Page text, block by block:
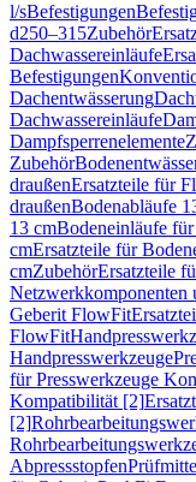
l/sBefestigungen
d250–315Zubehör
Dachwassereinläufe
Befestigungen
Dachentwässerung
Dachwassereinläufe
Dampfsperrenelemente
Zubehör
draußenErsatzteile für
draußenBodenabläufe
13 cmBodeneinläufe
cmErsatzteile für
cmZubehörErsatzteile
Netzwerkkomponenten
Geberit FlowFit
FlowFit
Handpresswerkzeuge
für Presswerkzeuge
Kompatibilität [2]
[2]
Abpressstopfen